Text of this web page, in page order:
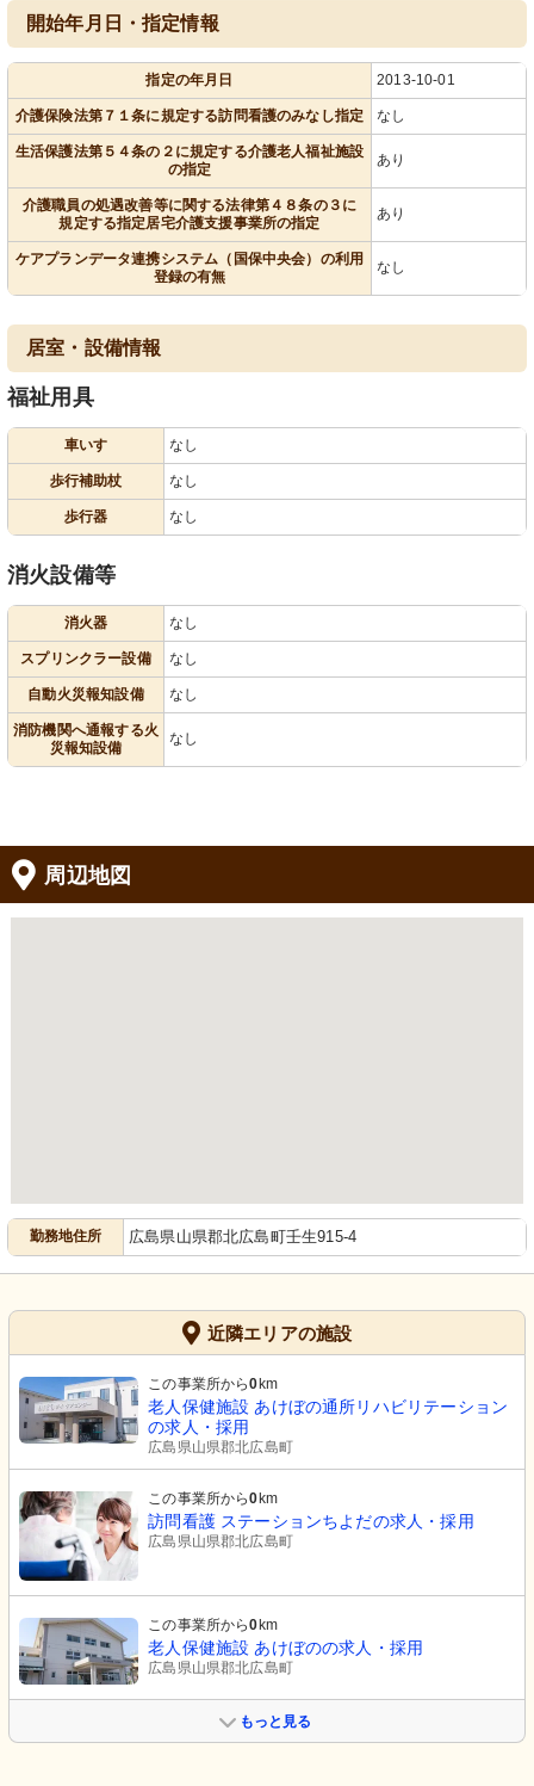
開始年月日・指定情報
指定の年月日 2013-10-01
介護保険法第７１条に規定する訪問看護のみなし指定 なし
生活保護法第５４条の２に規定する介護老人福祉施設
の指定
あり
介護職員の処遇改善等に関する法律第４８条の３に
規定する指定居宅介護支援事業所の指定
あり
ケアプランデータ連携システム（国保中央会）の利用
登録の有無
なし
居室・設備情報
福祉用具
車いす なし
歩行補助杖 なし
歩行器 なし
消火設備等
消火器 なし
スプリンクラー設備 なし
自動火災報知設備 なし
消防機関へ通報する火
災報知設備
なし
周辺地図
勤務地住所 広島県山県郡北広島町壬生915-4
近隣エリアの施設
この事業所から0 km
老人保健施設 あけぼの通所リハビリテーション
の求人・採用
広島県山県郡北広島町
この事業所から0 km
訪問看護 ステーションちよだの求人・採用
広島県山県郡北広島町
この事業所から0 km
老人保健施設 あけぼのの求人・採用
広島県山県郡北広島町
もっと見る